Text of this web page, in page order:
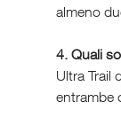
almeno
4. Quali
Ultra Trail
entrambe